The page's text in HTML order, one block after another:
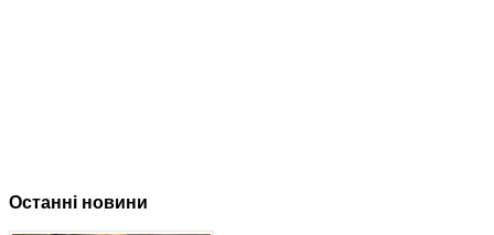
Останні новини